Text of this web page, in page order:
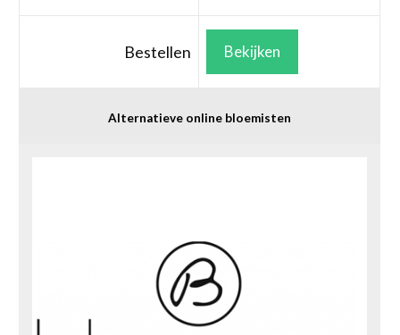
Bestellen Bekijken
Alternatieve online bloemisten